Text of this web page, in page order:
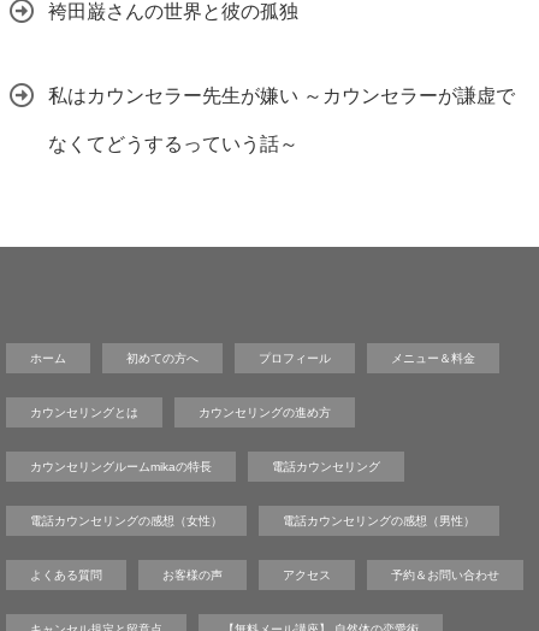
袴田巌さんの世界と彼の孤独
私はカウンセラー先生が嫌い ～カウンセラーが謙虚で
なくてどうするっていう話～
ホーム 初めての方へ プロフィール メニュー＆料金
カウンセリングとは カウンセリングの進め方
カウンセリングルームmikaの特長 電話カウンセリング
電話カウンセリングの感想（女性） 電話カウンセリングの感想（男性）
よくある質問 お客様の声 アクセス 予約＆お問い合わせ